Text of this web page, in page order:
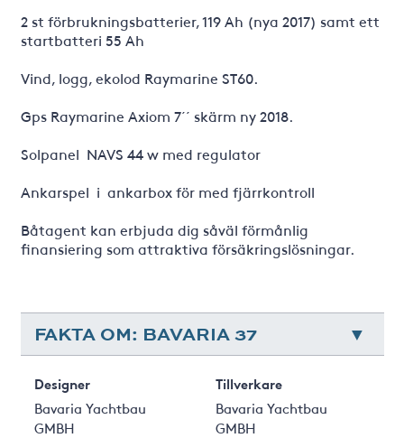
2 st förbrukningsbatterier, 119 Ah (nya 2017) samt ett
startbatteri 55 Ah
Vind, logg, ekolod Raymarine ST60.
Gps Raymarine Axiom 7´´ skärm ny 2018.
Solpanel NAVS 44 w med regulator
Ankarspel i ankarbox för med fjärrkontroll
Båtagent kan erbjuda dig såväl förmånlig
finansiering som attraktiva försäkringslösningar.
FAKTA OM: BAVARIA 37
Designer
Bavaria Yachtbau
GMBH
Tillverkare
Bavaria Yachtbau
GMBH